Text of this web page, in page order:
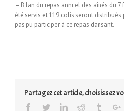
– Bilan du repas annuel des aînés du 7
été servis et 119 colis seront distribués
pas pu participer à ce repas dansant.
Partagez cet article, choisissez
Facebook
TwitterLinkedinReddit Tumblr